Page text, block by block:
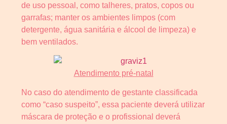
de uso pessoal, como talheres, pratos, copos ou
garrafas; manter os ambientes limpos (com
detergente, água sanitária e álcool de limpeza) e
bem ventilados.
Atendimento pré-natal
No caso do atendimento de gestante classificada
como “caso suspeito”, essa paciente deverá utilizar
máscara de proteção e o profissional deverá